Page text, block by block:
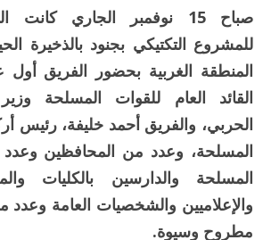
صباح 15 نوفمبر الجاري كانت
للمشروع التكتيكي بجنود بالذخيرة
المنطقة الغربية بحضور الفريق أول
القائد العام للقوات المسلحة وزير
الحربي، والفريق أحمد خليفة، رئيس
المسلحة، وعدد من المحافظين وعدد
المسلحة والدارسين بالكليات
والإعلاميين والشخصيات العامة وعدد
مطروح وسيوة.